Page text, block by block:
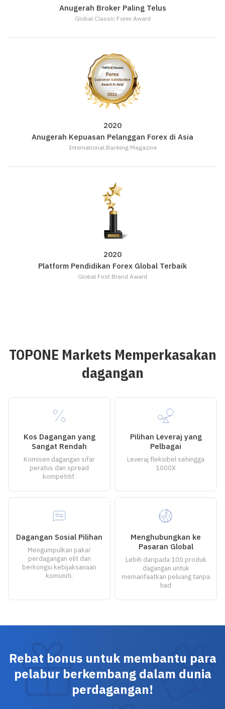
Anugerah Broker Paling Telus
Global Classic Forex Award
2020
Anugerah Kepuasan Pelanggan Forex di Asia
International Banking Magazine
2020
Platform Pendidikan Forex Global Terbaik
Global First Brand Award
TOPONE Markets Memperkasakan
dagangan
Kos Dagangan yang
Sangat Rendah
Komisen dagangan sifar
peratus dan spread
kompetitif.
Pilihan Leveraj yang
Pelbagai
Leveraj fleksibel sehingga
1000X
Dagangan Sosial Pilihan
Mengumpulkan pakar
perdagangan elit dan
berkongsi kebijaksanaan
komuniti.
Menghubungkan ke
Pasaran Global
Lebih daripada 100 produk
dagangan untuk
memanfaatkan peluang tanpa
had
Rebat bonus untuk membantu para
pelabur berkembang dalam dunia
perdagangan!